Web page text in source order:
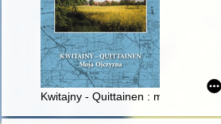
Kwitajny - Quittainen : moja ojczyzna